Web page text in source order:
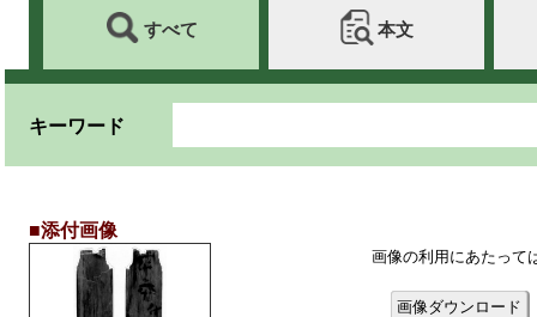
すべて 本文
キーワード
■添付画像
画像の利用にあたって
画像ダウンロード